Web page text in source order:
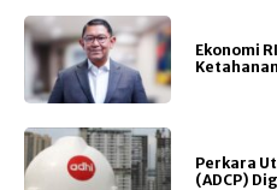
Ekonomi
Perkara
(ADCP)